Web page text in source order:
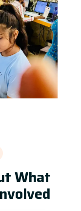
What